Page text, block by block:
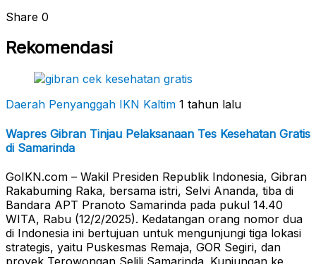
Share 0
Rekomendasi
Daerah Penyanggah IKN Kaltim 1 tahun lalu
Wapres Gibran Tinjau Pelaksanaan Tes Kesehatan Gratis
di Samarinda
GoIKN.com – Wakil Presiden Republik Indonesia, Gibran
Rakabuming Raka, bersama istri, Selvi Ananda, tiba di
Bandara APT Pranoto Samarinda pada pukul 14.40
WITA, Rabu (12/2/2025). Kedatangan orang nomor dua
di Indonesia ini bertujuan untuk mengunjungi tiga lokasi
strategis, yaitu Puskesmas Remaja, GOR Segiri, dan
proyek Terowongan Selili Samarinda. Kunjungan ke